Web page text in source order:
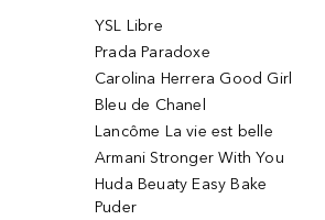
YSL Libre
Prada Paradoxe
Carolina Herrera Good Girl
Bleu de Chanel
Lancôme La vie est belle
Armani Stronger With You
Huda Beuaty Easy Bake
Puder